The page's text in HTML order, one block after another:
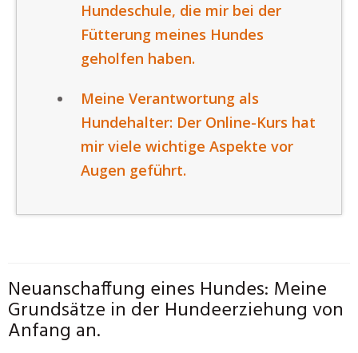
Hundeschule, die mir bei der
Fütterung meines Hundes
geholfen haben.
Meine Verantwortung als
Hundehalter: Der Online-Kurs hat
mir viele wichtige Aspekte vor
Augen geführt.
Neuanschaffung eines Hundes: Meine
Grundsätze in der Hundeerziehung von
Anfang an.